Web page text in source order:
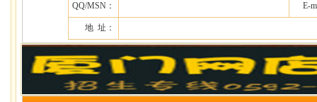
QQ/MSN： E-
地 址：